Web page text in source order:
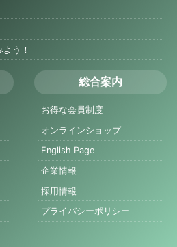
う！
総合案内
お得な会員制度
オンラインショップ
English Page
企業情報
採用情報
プライバシーポリシー